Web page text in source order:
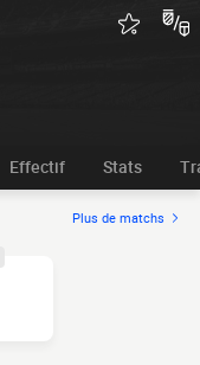
Effectif Stats
Plus de matchs